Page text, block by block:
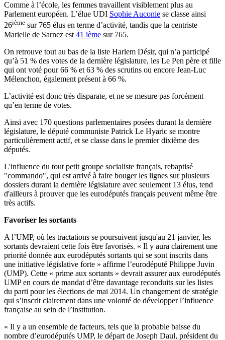
Comme à l’école, les femmes travaillent visiblement plus au
Parlement européen. L’élue UDI Sophie Auconie se classe ainsi
26ième sur 765 élus en terme d’activité, tandis que la centriste
Marielle de Sarnez est 41 ième sur 765.
On retrouve tout au bas de la liste Harlem Désir, qui n’a participé
qu’à 51 % des votes de la dernière législature, les Le Pen père et fille
qui ont voté pour 66 % et 63 % des scrutins ou encore Jean-Luc
Mélenchon, également présent à 66 %.
L’activité est donc très disparate, et ne se mesure pas forcément
qu’en terme de votes.
Ainsi avec 170 questions parlementaires posées durant la dernière
législature, le député communiste Patrick Le Hyaric se montre
particulièrement actif, et se classe dans le premier dixième des
députés.
L'influence du tout petit groupe socialiste français, rebaptisé
"commando", qui est arrivé à faire bouger les lignes sur plusieurs
dossiers durant la dernière législature avec seulement 13 élus, tend
d'ailleurs à prouver que les eurodéputés français peuvent même être
très actifs.
Favoriser les sortants
A l’UMP, où les tractations se poursuivent jusqu'au 21 janvier, les
sortants devraient cette fois être favorisés. « Il y aura clairement une
priorité donnée aux eurodéputés sortants qui se sont inscrits dans
une initiative législative forte » affirme l’eurodéputé Philippe Juvin
(UMP). Cette « prime aux sortants » devrait assurer aux eurodéputés
UMP en cours de mandat d’être davantage reconduits sur les listes
du parti pour les élections de mai 2014. Un changement de stratégie
qui s’inscrit clairement dans une volonté de développer l’influence
française au sein de l’institution.
« Il y a un ensemble de facteurs, tels que la probable baisse du
nombre d’eurodéputés UMP, le départ de Joseph Daul, président du